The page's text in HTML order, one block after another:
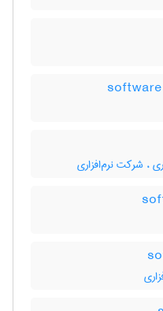
، شرکت نرم‌افزاری